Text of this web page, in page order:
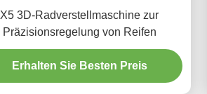
X5 3D-Radverstellmaschine zur
Präzisionsregelung von Reifen
Erhalten Sie Besten Preis